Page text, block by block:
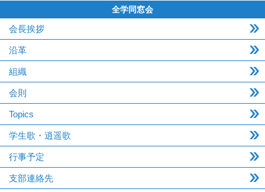
全学同窓会
会長挨拶
沿革
組織
会則
Topics
学生歌・逍遥歌
行事予定
支部連絡先